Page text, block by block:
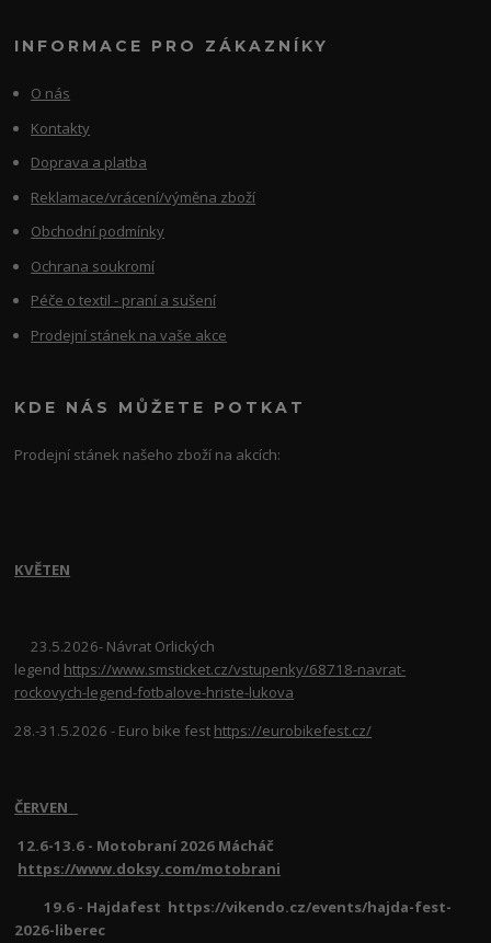
INFORMACE PRO ZÁKAZNÍKY
O nás
Kontakty
Doprava a platba
Reklamace/vrácení/výměna zboží
Obchodní podmínky
Ochrana soukromí
Péče o textil - praní a sušení
Prodejní stánek na vaše akce
KDE NÁS MŮŽETE POTKAT
Prodejní stánek našeho zboží na akcích:
KVĚTEN
23.5.2026- Návrat Orlických
legend https://www.smsticket.cz/vstupenky/68718-navrat-
rockovych-legend-fotbalove-hriste-lukova
28.-31.5.2026 - Euro bike fest https://eurobikefest.cz/
ČERVEN
12.6-13.6 - Motobraní 2026 Mácháč
https://www.doksy.com/motobrani
19.6 - Hajdafest https://vikendo.cz/events/hajda-fest-
2026-liberec